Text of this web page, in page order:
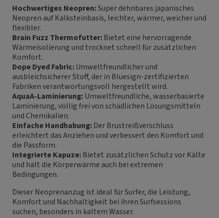
Hochwertiges Neopren:Super dehnbares japanisches
Neopren auf Kalksteinbasis, leichter, wärmer, weicher und
flexibler.
Brain Fuzz Thermofutter:Bietet eine hervorragende
Wärmeisolierung und trocknet schnell für zusätzlichen
Komfort.
Dope Dyed Fabric:Umweltfreundlicher und
ausbleichsicherer Stoff, der in Bluesign-zertifizierten
Fabriken verantwortungsvoll hergestellt wird.
AquaA-Laminierung:Umweltfreundliche, wasserbasierte
Laminierung, völlig frei von schädlichen Lösungsmitteln
und Chemikalien.
Einfache Handhabung:Der Brustreißverschluss
erleichtert das Anziehen und verbessert den Komfort und
die Passform.
Integrierte Kapuze:Bietet zusätzlichen Schutz vor Kälte
und hält die Körperwärme auch bei extremen
Bedingungen.
Dieser Neoprenanzug ist ideal für Surfer, die Leistung,
Komfort und Nachhaltigkeit bei ihren Surfsessions
suchen, besonders in kaltem Wasser.